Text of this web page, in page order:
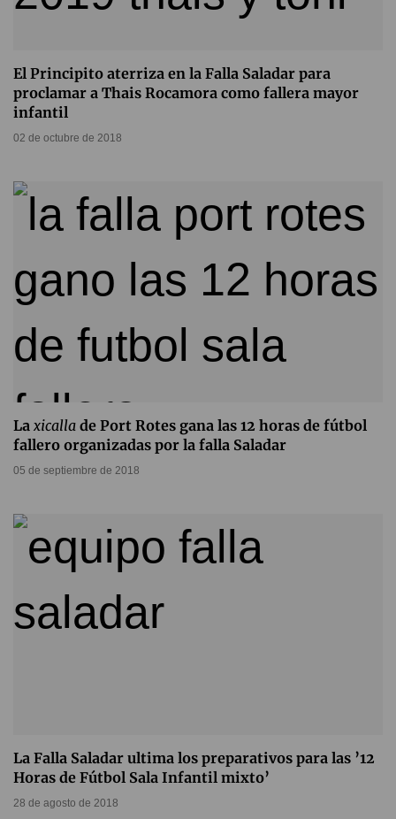
El Principito aterriza en la Falla Saladar para
proclamar a Thais Rocamora como fallera mayor
infantil
02 de octubre de 2018
La xicalla de Port Rotes gana las 12 horas de fútbol
fallero organizadas por la falla Saladar
05 de septiembre de 2018
La Falla Saladar ultima los preparativos para las ’12
Horas de Fútbol Sala Infantil mixto’
28 de agosto de 2018